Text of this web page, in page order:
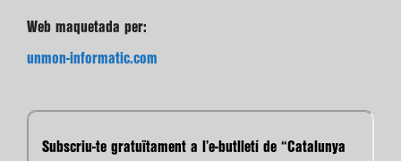
Web maquetada per:
unmon-informatic.com
Subscriu-te gratuïtament a l’e-butlletí de “Catalunya